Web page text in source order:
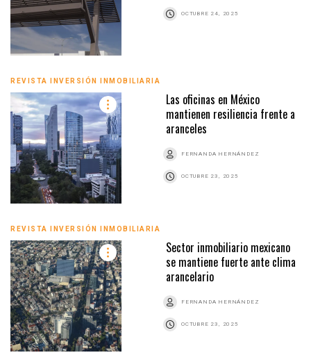
OCTUBRE 24, 2025
REVISTA INVERSIÓN INMOBILIARIA
Las oficinas en México
mantienen resiliencia frente a
aranceles
FERNANDA HERNÁNDEZ
OCTUBRE 23, 2025
REVISTA INVERSIÓN INMOBILIARIA
Sector inmobiliario mexicano
se mantiene fuerte ante clima
arancelario
FERNANDA HERNÁNDEZ
OCTUBRE 23, 2025